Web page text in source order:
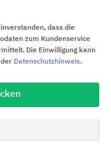
und Lacken auf
sind
und
zuverlässige
dass die
zum Kundenservice
Die Einwilligung kann
Datenschutzhinweis.